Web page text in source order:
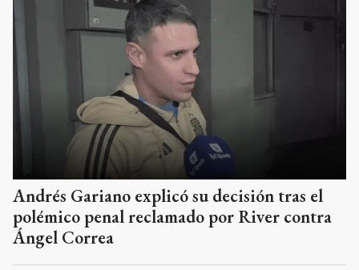
Andrés Gariano explicó su decisión tras el
polémico penal reclamado por River contra
Ángel Correa